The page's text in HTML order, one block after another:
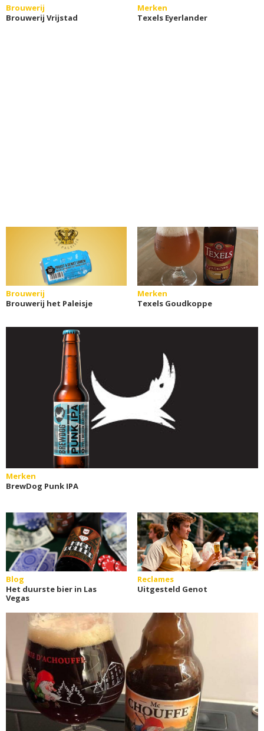
Brouwerij
Brouwerij Vrijstad
Merken
Texels Eyerlander
Brouwerij
Brouwerij het Paleisje
Merken
Texels Goudkoppe
Merken
BrewDog Punk IPA
Blog
Het duurste bier in Las
Vegas
Reclames
Uitgesteld Genot